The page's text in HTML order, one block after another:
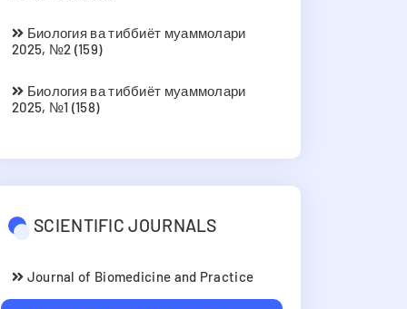
Биология ва тиббиёт муаммолари
2025, №2 (159)
Биология ва тиббиёт муаммолари
2025, №1 (158)
SCIENTIFIC JOURNALS
Journal of Biomedicine and Practice